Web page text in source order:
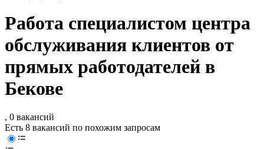
Работа специалистом центра
обслуживания клиентов от
прямых работодателей в
Бекове
, 0 вакансий
Есть 8 вакансий по похожим запросам